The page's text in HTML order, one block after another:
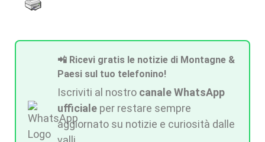
📲 Ricevi gratis le notizie di Montagne &
Paesi sul tuo telefonino!
Iscriviti al nostro canale WhatsApp
ufficiale per restare sempre
aggiornato su notizie e curiosità dalle